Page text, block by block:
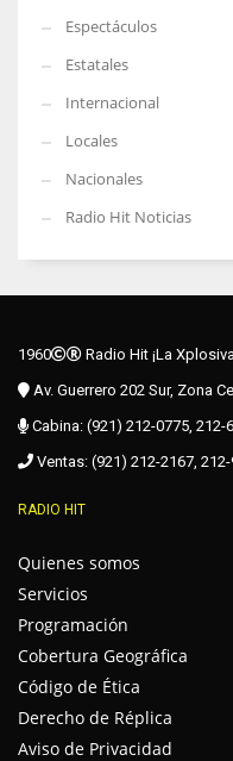
Espectáculos
Estatales
Internacional
Locales
Nacionales
Radio Hit Noticias
1960
Radio Hit ¡La
Av. Guerrero 202 Sur, Zona
Cabina: (921) 212-0775, 212-
Ventas: (921) 212-2167,
RADIO HIT
Quienes somos
Servicios
Programación
Cobertura Geográfica
Código de Ética
Derecho de Réplica
Aviso de Privacidad